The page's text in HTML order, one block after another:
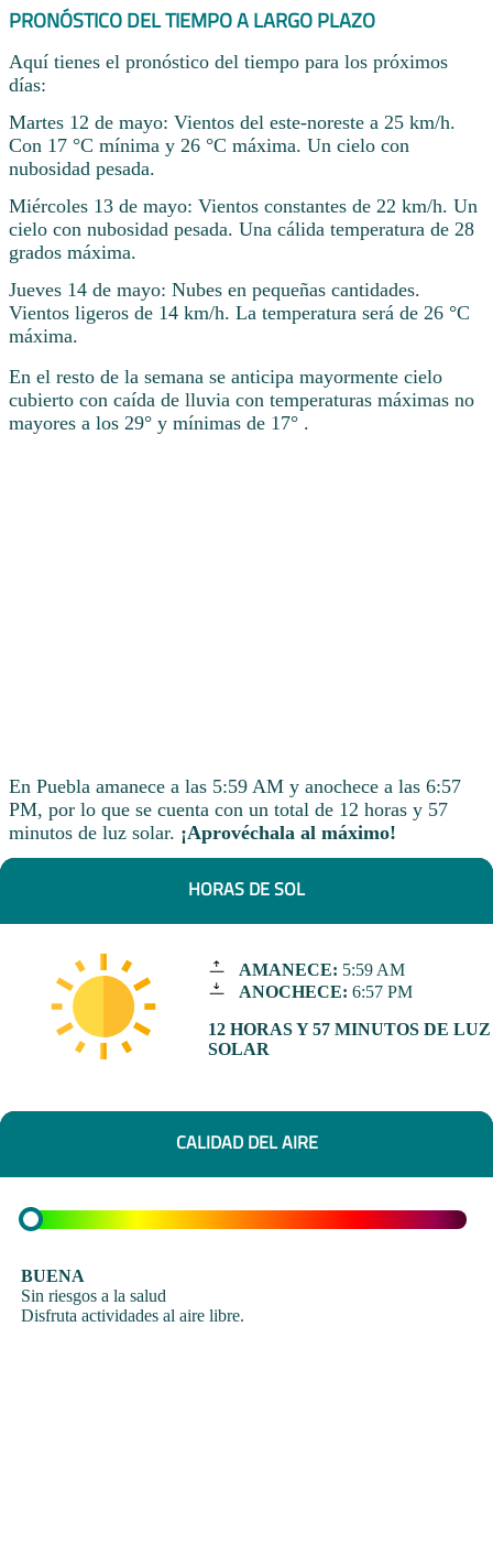
PRONÓSTICO DEL TIEMPO A LARGO PLAZO
Aquí tienes el pronóstico del tiempo para los próximos
días:
Martes 12 de mayo: Vientos del este-noreste a 25 km/h.
Con 17 °C mínima y 26 °C máxima. Un cielo con
nubosidad pesada.
Miércoles 13 de mayo: Vientos constantes de 22 km/h. Un
cielo con nubosidad pesada. Una cálida temperatura de 28
grados máxima.
Jueves 14 de mayo: Nubes en pequeñas cantidades.
Vientos ligeros de 14 km/h. La temperatura será de 26 °C
máxima.
En el resto de la semana se anticipa mayormente cielo
cubierto con caída de lluvia con temperaturas máximas no
mayores a los 29° y mínimas de 17° .
En Puebla amanece a las 5:59 AM y anochece a las 6:57
PM, por lo que se cuenta con un total de 12 horas y 57
minutos de luz solar. ¡Aprovéchala al máximo!
HORAS DE SOL
AMANECE: 5:59 AM
ANOCHECE: 6:57 PM
12 HORAS Y 57 MINUTOS DE LUZ
SOLAR
CALIDAD DEL AIRE
BUENA
Sin riesgos a la salud
Disfruta actividades al aire libre.